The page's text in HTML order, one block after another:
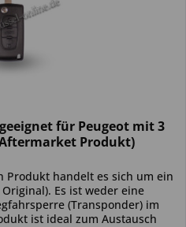
für Peugeot mit 3
Produkt)
Produkt handelt es sich um ein
Es ist weder eine
(Transponder) im
ist ideal zum Austausch